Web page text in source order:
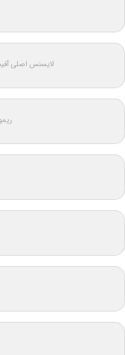
لایسنس اصلی آفیس ۳۶۵ (مایکروسافت ۳۶۵)